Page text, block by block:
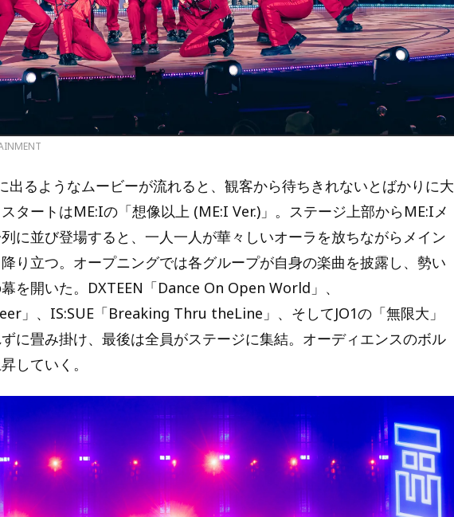
出るようなムービーが流れると、観客から待ちきれないとばかりに大
タートはME:Iの「想像以上 (ME:I Ver.)」。ステージ上部からME:Iメ
に並び登場すると、一人一人が華々しいオーラを放ちながらメイン
り立つ。オープニングでは各グループが自身の楽曲を披露し、勢い
を開いた。DXTEEN「Dance On Open World」、
」、IS:SUE「Breaking Thru theLine」、そしてJO1の「無限大」
に畳み掛け、最後は全員がステージに集結。オーディエンスのボル
していく。